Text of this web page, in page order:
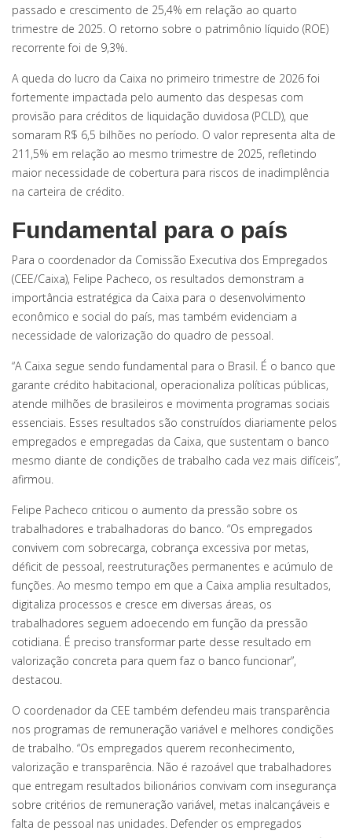
passado e crescimento de 25,4% em relação ao quarto
trimestre de 2025. O retorno sobre o patrimônio líquido (ROE)
recorrente foi de 9,3%.
A queda do lucro da Caixa no primeiro trimestre de 2026 foi
fortemente impactada pelo aumento das despesas com
provisão para créditos de liquidação duvidosa (PCLD), que
somaram R$ 6,5 bilhões no período. O valor representa alta de
211,5% em relação ao mesmo trimestre de 2025, refletindo
maior necessidade de cobertura para riscos de inadimplência
na carteira de crédito.
Fundamental para o país
Para o coordenador da Comissão Executiva dos Empregados
(CEE/Caixa), Felipe Pacheco, os resultados demonstram a
importância estratégica da Caixa para o desenvolvimento
econômico e social do país, mas também evidenciam a
necessidade de valorização do quadro de pessoal.
“A Caixa segue sendo fundamental para o Brasil. É o banco que
garante crédito habitacional, operacionaliza políticas públicas,
atende milhões de brasileiros e movimenta programas sociais
essenciais. Esses resultados são construídos diariamente pelos
empregados e empregadas da Caixa, que sustentam o banco
mesmo diante de condições de trabalho cada vez mais difíceis”,
afirmou.
Felipe Pacheco criticou o aumento da pressão sobre os
trabalhadores e trabalhadoras do banco. “Os empregados
convivem com sobrecarga, cobrança excessiva por metas,
déficit de pessoal, reestruturações permanentes e acúmulo de
funções. Ao mesmo tempo em que a Caixa amplia resultados,
digitaliza processos e cresce em diversas áreas, os
trabalhadores seguem adoecendo em função da pressão
cotidiana. É preciso transformar parte desse resultado em
valorização concreta para quem faz o banco funcionar”,
destacou.
O coordenador da CEE também defendeu mais transparência
nos programas de remuneração variável e melhores condições
de trabalho. “Os empregados querem reconhecimento,
valorização e transparência. Não é razoável que trabalhadores
que entregam resultados bilionários convivam com insegurança
sobre critérios de remuneração variável, metas inalcançáveis e
falta de pessoal nas unidades. Defender os empregados